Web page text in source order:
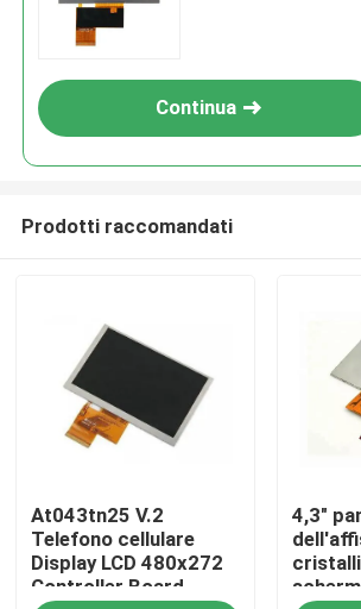
Casa
Prodotti
Video
Continua
Prodotti raccomandati
At043tn25 V.2
Telefono cellulare
Display LCD 480x272
Controller Board
4,3"